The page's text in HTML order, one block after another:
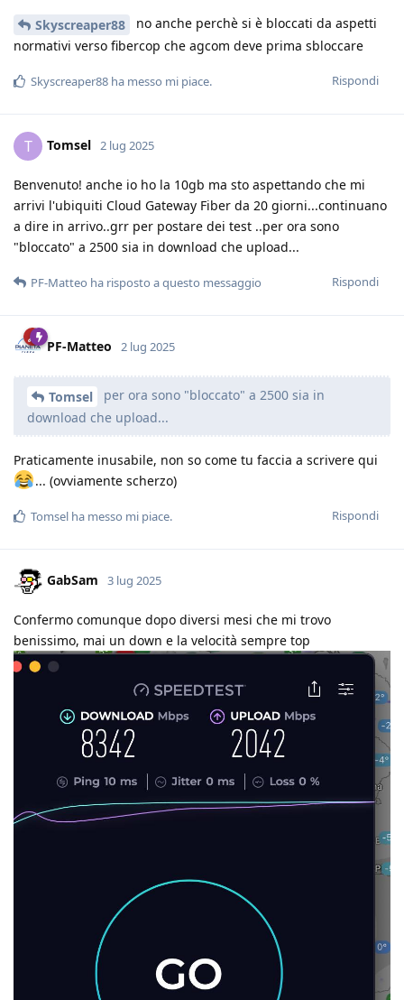
Skyscreaper88
no anche perchè si è bloccati da aspetti
normativi verso fibercop che agcom deve prima sbloccare
Rispondi
Skyscreaper88 ha messo mi piace.
T Tomsel 2 lug 2025
Benvenuto! anche io ho la 10gb ma sto aspettando che mi
arrivi l'ubiquiti Cloud Gateway Fiber da 20 giorni...continuano
a dire in arrivo..grr per postare dei test ..per ora sono
"bloccato" a 2500 sia in download che upload...
Rispondi
PF-Matteo ha risposto a questo messaggio
PF-Matteo 2 lug 2025
Tomsel
per ora sono "bloccato" a 2500 sia in
download che upload...
Praticamente inusabile, non so come tu faccia a scrivere qui
... (ovviamente scherzo)
Rispondi
Tomsel ha messo mi piace.
GabSam 3 lug 2025
Confermo comunque dopo diversi mesi che mi trovo
benissimo, mai un down e la velocità sempre top